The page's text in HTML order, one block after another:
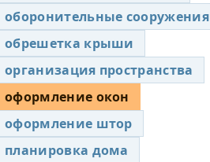
оборонительные сооружения
обрешетка крыши
организация пространства
оформление окон
оформление штор
планировка дома